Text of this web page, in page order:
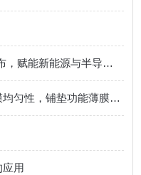
狭缝涂布试验机-微米级精准涂布，赋能新能源与半导体科研创新
狭缝式涂布机——以亚微米湿膜均匀性，铺垫功能薄膜的性能基石
应用